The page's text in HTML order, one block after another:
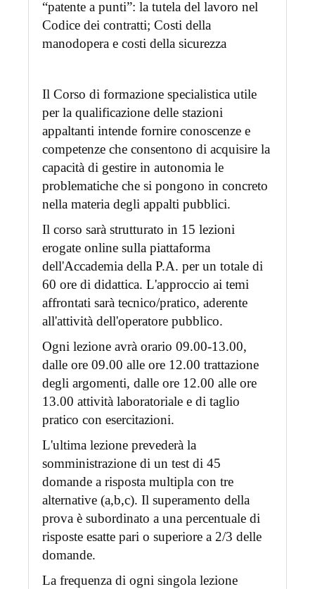
“patente a punti”: la tutela del lavoro nel
Codice dei contratti; Costi della
manodopera e costi della sicurezza
Il Corso di formazione specialistica utile
per la qualificazione delle stazioni
appaltanti intende fornire conoscenze e
competenze che consentono di acquisire la
capacità di gestire in autonomia le
problematiche che si pongono in concreto
nella materia degli appalti pubblici.
Il corso sarà strutturato in 15 lezioni
erogate online sulla piattaforma
dell'Accademia della P.A. per un totale di
60 ore di didattica. L'approccio ai temi
affrontati sarà tecnico/pratico, aderente
all'attività dell'operatore pubblico.
Ogni lezione avrà orario 09.00-13.00,
dalle ore 09.00 alle ore 12.00 trattazione
degli argomenti, dalle ore 12.00 alle ore
13.00 attività laboratoriale e di taglio
pratico con esercitazioni.
L'ultima lezione prevederà la
somministrazione di un test di 45
domande a risposta multipla con tre
alternative (a,b,c). Il superamento della
prova è subordinato a una percentuale di
risposte esatte pari o superiore a 2/3 delle
domande.
La frequenza di ogni singola lezione